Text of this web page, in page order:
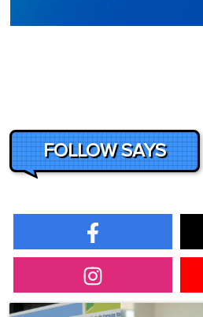
FOLLOW SAYS